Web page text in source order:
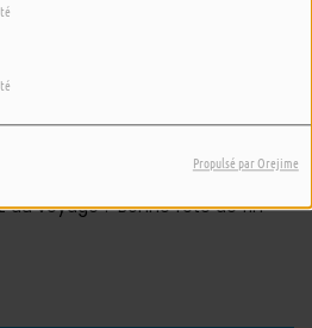
Propulsé par Orejime
!
du voyage ! Bonne fête de fin